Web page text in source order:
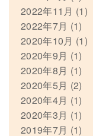
2022年11月 (1)
2022年7月 (1)
2020年10月 (1)
2020年9月 (1)
2020年8月 (1)
2020年5月 (2)
2020年4月 (1)
2020年3月 (1)
2019年7月 (1)